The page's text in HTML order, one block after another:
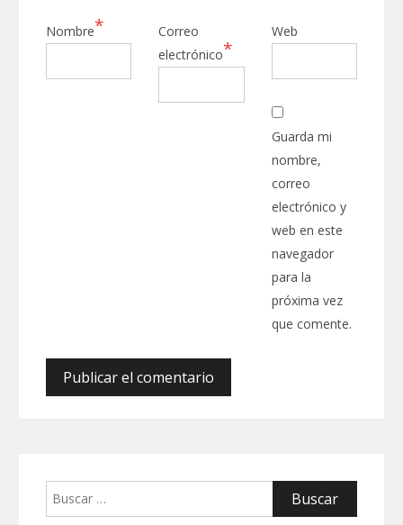
Nombre*
Correo
electrónico*
Web
Guarda mi
nombre,
correo
electrónico y
web en este
navegador
para la
próxima vez
que comente.
Buscar: